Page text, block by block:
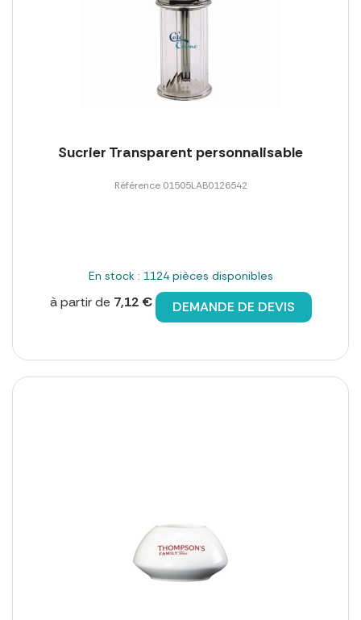
Sucrier Transparent personnalisable
Référence 01505LAB0126542
En stock : 1124 pièces disponibles
à partir de 7,12 € DEMANDE DE DEVIS